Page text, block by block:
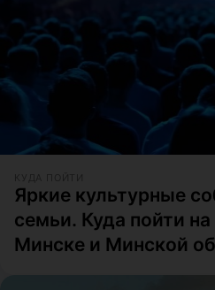
Яркие культурные
семьи. Куда пойти
Минске и Минской